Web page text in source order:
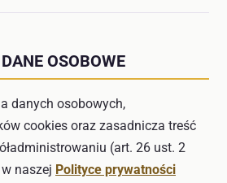
OSOBOWE
danych osobowych,
cookies oraz zasadnicza treść
(art. 26 ust. 2
naszej Polityce prywatności